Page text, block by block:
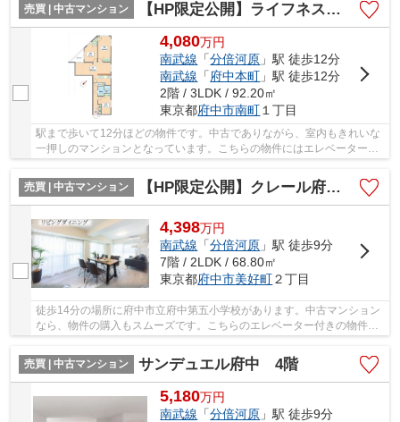
売買 | 中古マンション 【HP限定公開】ライフネスト楓
4,080万円
南武線 「分倍河原 」駅 徒歩12分
南武線 「府中本町 」駅 徒歩12分
2階 / 3LDK / 92.20㎡
東京都府中市南町１丁目
駅まで歩いて12分ほどの物件です。中古でありながら、室内もきれいな
一押しのマンションとなっています。こちらの物件にはエレベーターが
売買 | 中古マンション
【HP限定公開】クレール府中 7階
4,398万円
南武線 「分倍河原 」駅 徒歩9分
7階 / 2LDK / 68.80㎡
東京都府中市美好町２丁目
徒歩14分の場所に府中市立府中第五小学校があります。中古マンション
なら、物件の購入もスムーズです。こちらのエレベーター付きの物件は
売買 | 中古マンション
サンデュエル府中 4階
5,180万円
南武線 「分倍河原 」駅 徒歩9分